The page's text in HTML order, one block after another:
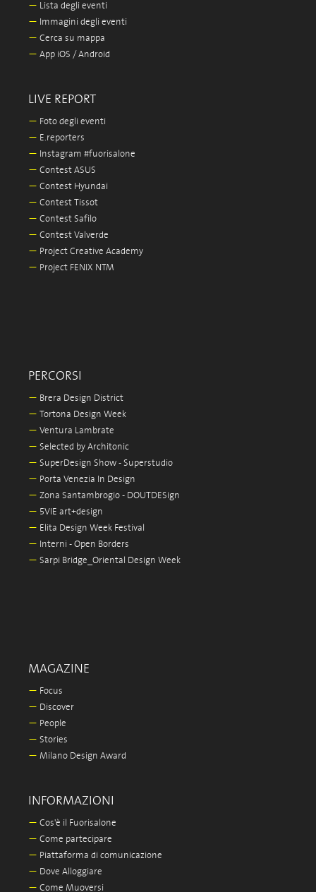
— Lista degli eventi
— Immagini degli eventi
— Cerca su mappa
— App iOS / Android
LIVE REPORT
— Foto degli eventi
— E.reporters
— Instagram #fuorisalone
— Contest ASUS
— Contest Hyundai
— Contest Tissot
— Contest Safilo
— Contest Valverde
— Project Creative Academy
— Project FENIX NTM
PERCORSI
— Brera Design District
— Tortona Design Week
— Ventura Lambrate
— Selected by Architonic
— SuperDesign Show - Superstudio
— Porta Venezia In Design
— Zona Santambrogio - DOUTDESign
— 5VIE art+design
— Elita Design Week Festival
— Interni - Open Borders
— Sarpi Bridge_Oriental Design Week
MAGAZINE
— Focus
— Discover
— People
— Stories
— Milano Design Award
INFORMAZIONI
— Cos'è il Fuorisalone
— Come partecipare
— Piattaforma di comunicazione
— Dove Alloggiare
— Come Muoversi